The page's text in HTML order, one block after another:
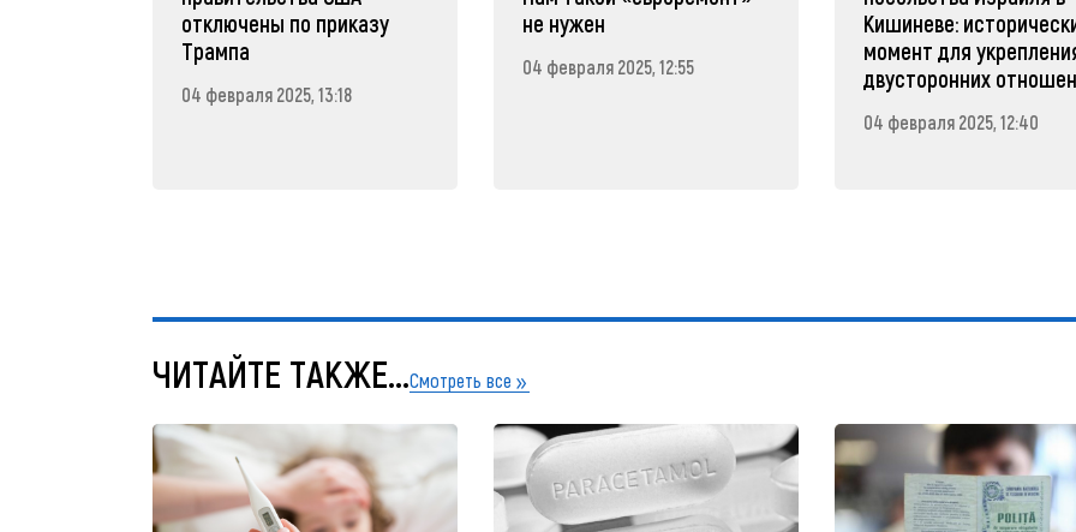
отключены по приказу
Трампа
04 февраля 2025, 13:18
не нужен
04 февраля 2025, 12:55
Кишиневе:
момент для
двусторонних
04 февраля 2025, 12:40
ЧИТАЙТЕ ТАКЖЕ...Смотреть все